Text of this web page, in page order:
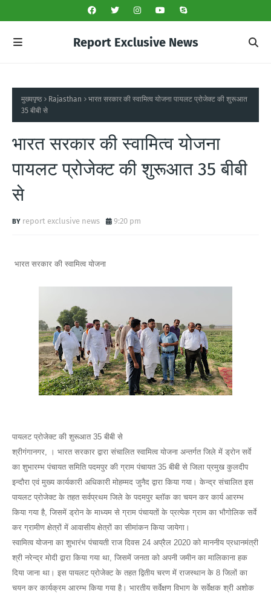
Report Exclusive News
मुख्यपृष्ठ Rajasthan
भारत सरकार की स्वामित्व योजना पायलट प्रोजेक्ट की शुरूआत
35 बीबी से
भारत सरकार की स्वामित्व योजना
पायलट प्रोजेक्ट की शुरूआत 35 बीबी
से
report exclusive news 9:20 pm
भारत सरकार की स्वामित्व योजना
पायलट प्रोजेक्ट की शुरूआत 35 बीबी से
श्रीगंगानगर, । भारत सरकार द्वारा संचालित स्वामित्व योजना अन्तर्गत जिले में ड्रोन सर्वे
का शुभारम्भ पंचायत समिति पदमपुर की ग्राम पंचायत 35 बीबी से जिला प्रमुख कुलदीप
इन्दौरा एवं मुख्य कार्यकारी अधिकारी मोहम्मद जुनैद द्वारा किया गया। केन्द्र संचालित इस
पायलट प्रोजेक्ट के तहत सर्वप्रथम जिले के पदमपुर ब्लॉक का चयन कर कार्य आरम्भ
किया गया है, जिसमें ड्रोन के माध्यम से ग्राम पंचायतों के प्रत्येक ग्राम का भौगोलिक सर्वे
कर ग्रामीण क्षेत्रों में आवासीय क्षेत्रों का सीमांकन किया जायेगा।
स्वामित्व योजना का शुभारंभ पंचायती राज दिवस 24 अप्रैल 2020 को माननीय प्रधानमंत्री
श्री नरेन्द्र मोदी द्वारा किया गया था, जिसमें जनता को अपनी जमीन का मालिकाना हक
दिया जाना था। इस पायलट प्रोजेक्ट के तहत द्वितीय चरण में राजस्थान के 8 जिलों का
चयन कर कार्यक्रम आरम्भ किया गया है। भारतीय सर्वेक्षण विभाग के सर्वेक्षक श्री अशोक